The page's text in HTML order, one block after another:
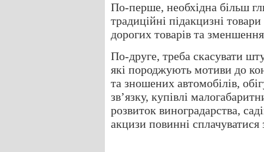
По-перше, необхідна більш
традиційні підакцизні
дорогих товарів та
По-друге, треба скасувати
які породжують мотиви до
та зношених автомобілів,
зв’язку, купівлі
розвиток виноградарства,
акцизи повинні сплачуватися